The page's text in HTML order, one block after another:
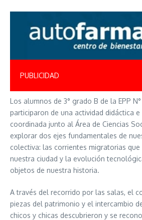
PUBLICIDAD
Los alumnos de 3° grado B de la EPP
participaron de una actividad didáctica
coordinada junto al Área de Ciencias
explorar dos ejes fundamentales de
colectiva: las corrientes migratorias
nuestra ciudad y la evolución
objetos de nuestra historia.
A través del recorrido por las salas, el
piezas del patrimonio y el intercambio
chicos y chicas descubrieron y se